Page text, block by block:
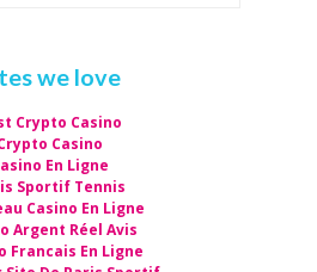
we love
Crypto Casino
Casino
En Ligne
Sportif Tennis
Casino En Ligne
Argent Réel Avis
Francais En Ligne